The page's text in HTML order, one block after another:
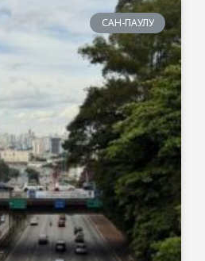
САН-ПАУЛУ